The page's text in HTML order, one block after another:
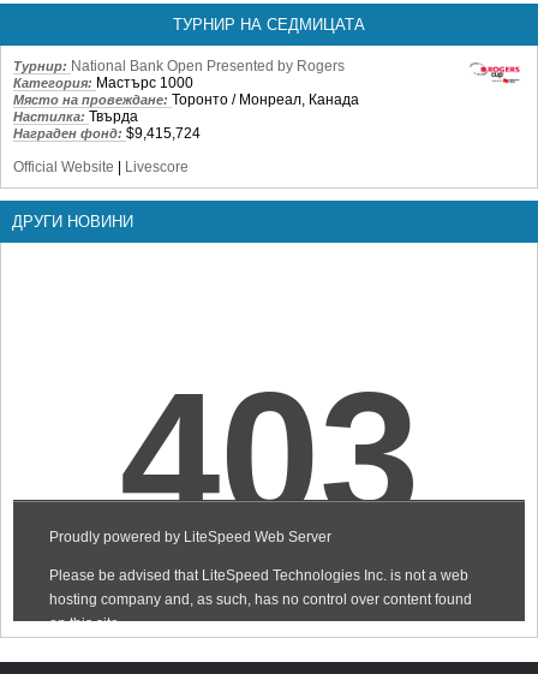
ТУРНИР НА СЕДМИЦАТА
Турнир: National Bank Open Presented by Rogers
Категория: Мастърс 1000
Място на провеждане: Торонто / Монреал, Канада
Настилка: Твърда
Награден фонд: $9,415,724
Official Website
Livescore
ДРУГИ НОВИНИ